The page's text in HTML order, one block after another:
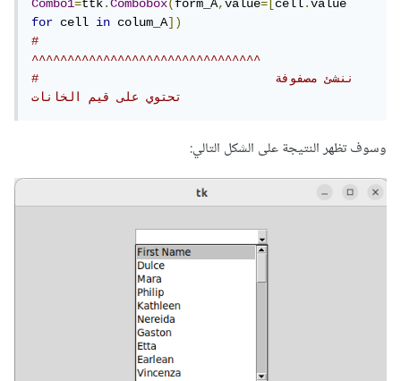
Combo1=ttk.Combobox(form_A,value=[cell.
for cell in colum_A])
#
^^^^^^^^^^^^^^^^^^^^^^^^^^^^^^^^
#                                ننشئ مصفوفة
تحتوي على قيم الخانات
وسوف تظهر النتيجة على الشكل التالي: